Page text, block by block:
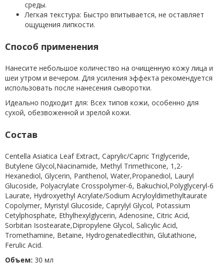
среды.
Легкая текстура: Быстро впитывается, не оставляет
ощущения липкости.
Способ применения
Нанесите небольшое количество на очищенную кожу лица и
шеи утром и вечером. Для усиления эффекта рекомендуется
использовать после нанесения сыворотки.
Идеально подходит для: Всех типов кожи, особенно для
сухой, обезвоженной и зрелой кожи.
Состав
Centella Asiatica Leaf Extract, Caprylic/Capric Triglyceride,
Butylene Glycol,Niacinamide, Methyl Trimethicone, 1,2-
Hexanediol, Glycerin, Panthenol, Water,Propanediol, Lauryl
Glucoside, Polyacrylate Crosspolymer-6, Bakuchiol,Polyglyceryl-6
Laurate, Hydroxyethyl Acrylate/Sodium Acryloyldimethyltaurate
Copolymer, Myristyl Glucoside, Caprylyl Glycol, Potassium
Cetylphosphate, Ethylhexylglycerin, Adenosine, Citric Acid,
Sorbitan Isostearate,Dipropylene Glycol, Salicylic Acid,
Tromethamine, Betaine, Hydrogenatedlecithin, Glutathione,
Ferulic Acid.
Объем: 30 мл